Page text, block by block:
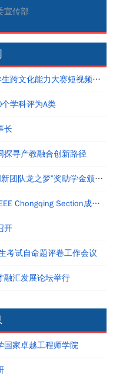
宣传部
重庆大学在第八届“外教社杯”全国高校学生跨文化能力大赛短视频大赛中荣获佳绩
学科评为A类
长
探寻产教融合创新路径
重庆大学赴绿春县举行2021年“刘汉龙创新团队龙之梦”奖助学金颁发仪式
第二届系统智能与安全前沿学术论坛暨IEEE Chongqing Section成立仪式在重庆举办
开
考试自命题评卷工作会议
融汇发展论坛举行
国家卓越工程师学院